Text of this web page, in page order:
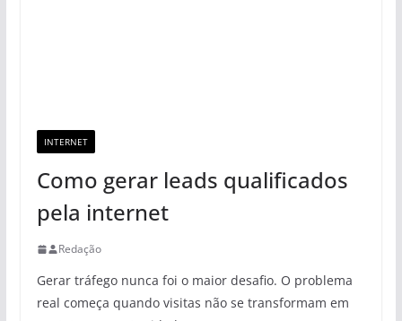
INTERNET
Como gerar leads qualificados
pela internet
Redação
Gerar tráfego nunca foi o maior desafio. O problema
real começa quando visitas não se transformam em